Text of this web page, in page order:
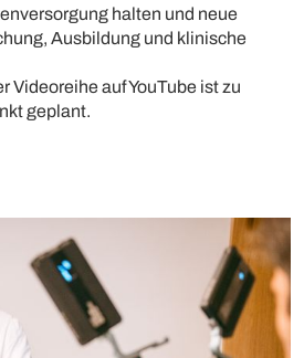
halten und neue
Ausbildung und klinische
Videoreihe auf YouTube ist zu
geplant.